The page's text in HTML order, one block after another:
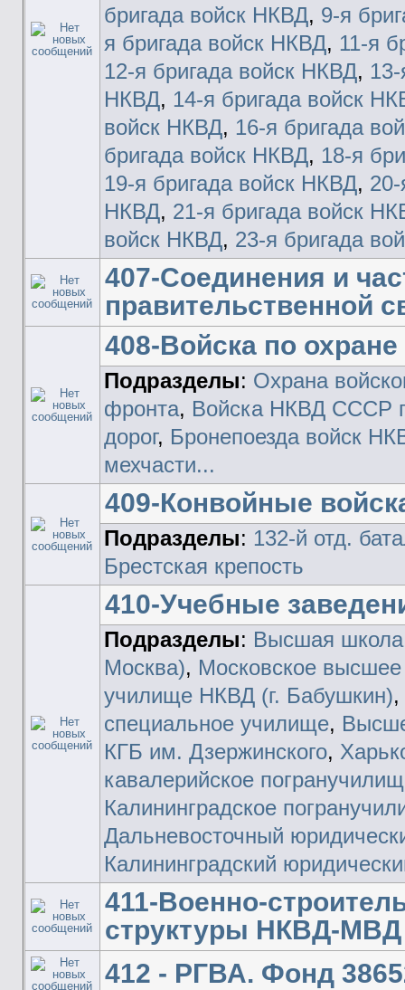
бригада войск НКВД, 9-я
я бригада войск НКВД, 11-я
12-я бригада войск НКВД,
НКВД, 14-я бригада войск
войск НКВД, 16-я бригада
бригада войск НКВД, 18-я
19-я бригада войск НКВД,
НКВД, 21-я бригада войск
войск НКВД, 23-я бригада
407-Соединения и
правительственной
408-Войска по
Подразделы: Охрана
фронта, Войска НКВД СССР
дорог, Бронепоезда войск
мехчасти...
409-Конвойные
Подразделы: 132-й отд.
Брестская крепость
410-Учебные
Подразделы: Высшая школа
Москва), Московское высшее
училище НКВД (г. Бабушкин),
специальное училище,
КГБ им. Дзержинского,
кавалерийское
Калининградское
Дальневосточный
Калининградский
411-Военно-
структуры НКВД-МВД
412 - РГВА. Фонд